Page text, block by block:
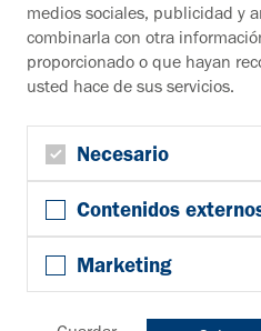
¿Desea más información?
Material informativo
A la zona de descargas
Boletín
Suscribirse al boletín de
Síguenos en
Facebook
LinkedIn
Cookies
Condiciones generales
medios sociales, publicidad y
combinarla con otra
proporcionado o que hayan
usted hace de sus servicios.
Necesario
Contenidos
Marketing